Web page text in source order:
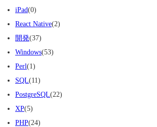
iPad(0)
React Native(2)
開発(37)
Windows(53)
Perl(1)
SQL(11)
PostgreSQL(22)
XP(5)
PHP(24)